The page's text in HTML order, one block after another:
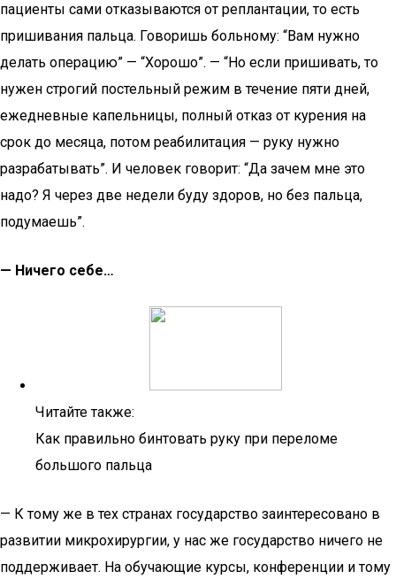
пациенты сами отказываются от реплантации, то есть
пришивания пальца. Говоришь больному: “Вам нужно
делать операцию” — “Хорошо”. — “Но если пришивать, то
нужен строгий постельный режим в течение пяти дней,
ежедневные капельницы, полный отказ от курения на
срок до месяца, потом реабилитация — руку нужно
разрабатывать”. И человек говорит: “Да зачем мне это
надо? Я через две недели буду здоров, но без пальца,
подумаешь”.
— Ничего себе…
Читайте также:
Как правильно бинтовать руку при переломе
большого пальца
— К тому же в тех странах государство заинтересовано в
развитии микрохирургии, у нас же государство ничего не
поддерживает. На обучающие курсы, конференции и тому